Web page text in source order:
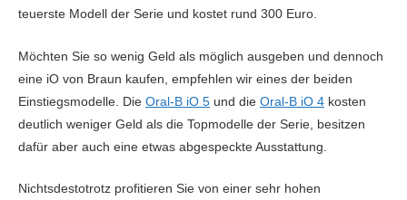
Testbericht lesen
Vergleichen
Testbericht lesen
Vergleichen
Zum Schallzahnbürsten Test »
teuerste Modell der Serie und kostet rund 300 Euro.
Möchten Sie so wenig Geld als möglich ausgeben und dennoch
eine iO von Braun kaufen, empfehlen wir eines der beiden
Einstiegsmodelle. Die Oral-B iO 5 und die Oral-B iO 4 kosten
deutlich weniger Geld als die Topmodelle der Serie, besitzen
dafür aber auch eine etwas abgespeckte Ausstattung.
Nichtsdestotrotz profitieren Sie von einer sehr hohen